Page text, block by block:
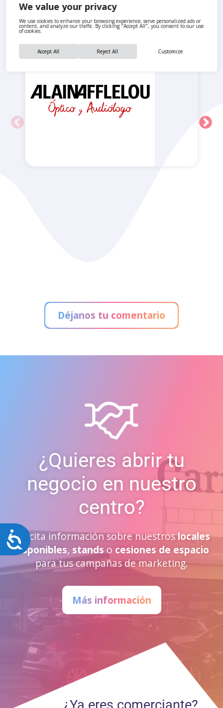
We value your privacy
We use cookies to enhance your browsing experience, serve personalized ads or
content, and analyze our traffic. By clicking "Accept All", you consent to our use
of cookies.
Customize
Reject All
Accept All
Accesibilidad
También te pueden interesar
Déjanos tu comentario
¿Quieres abrir tu
negocio en nuestro
centro?
Solicita información sobre nuestroslocales
disponibles, stands o cesiones de espacio
para tus campañas de marketing.
Más información
¿Ya eres comerciante?